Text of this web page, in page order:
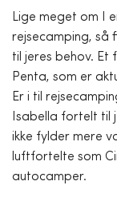
Lige meget om I
rejsecamping, så
til jeres behov.
Penta, som er
Er i til
Isabella fortelt til
ikke fylder mere
luftfortelte som
autocamper.